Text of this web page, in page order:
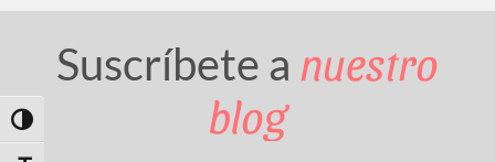
Toggle High Contrast
Suscríbete a nuestro
blog